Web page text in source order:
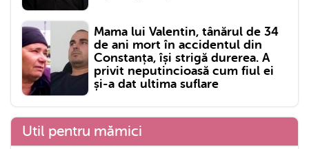
Mama lui Valentin, tânărul de 34
de ani mort în accidentul din
Constanța, își strigă durerea. A
privit neputincioasă cum fiul ei
și-a dat ultima suflare
Util pentru mămici